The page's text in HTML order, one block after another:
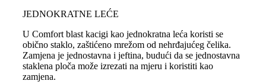
JEDNOKRATNE LEĆE
U Comfort blast kacigi kao jednokratna leća koristi se
obično staklo, zaštićeno mrežom od nehrđajućeg čelika.
Zamjena je jednostavna i jeftina, budući da se jednostavna
staklena ploča može izrezati na mjeru i koristiti kao
zamjena.